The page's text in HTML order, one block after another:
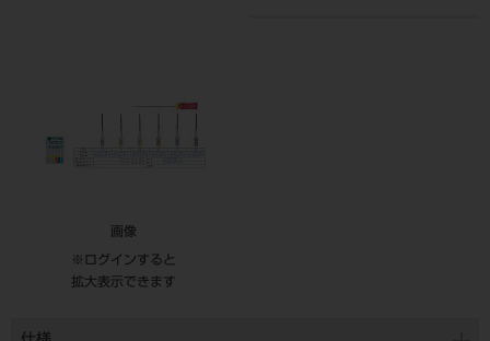
画像
※ログインすると
拡大表示できます